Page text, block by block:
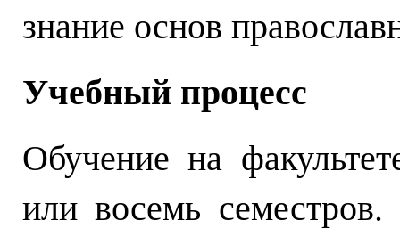
знание основ
Учебный процесс
Обучение на
или восемь